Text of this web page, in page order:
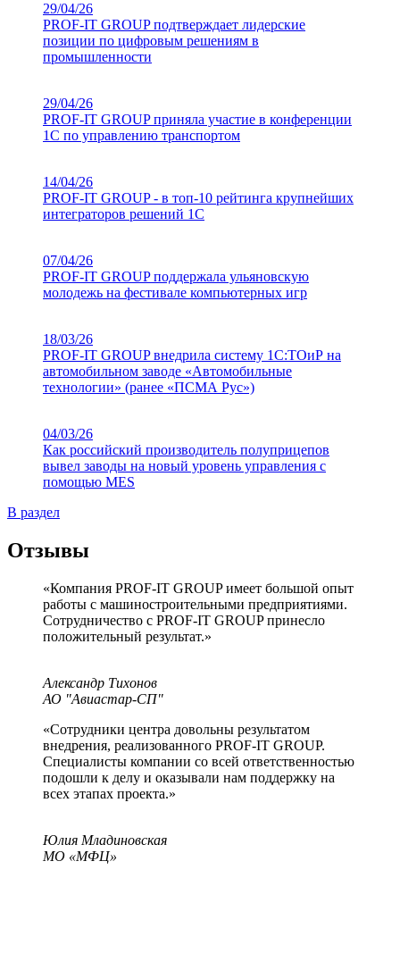
29/04/26
PROF-IT GROUP подтверждает лидерские
позиции по цифровым решениям в
промышленности
29/04/26
PROF-IT GROUP приняла участие в конференции
1С по управлению транспортом
14/04/26
PROF-IT GROUP - в топ-10 рейтинга крупнейших
интеграторов решений 1С
07/04/26
PROF-IT GROUP поддержала ульяновскую
молодежь на фестивале компьютерных игр
18/03/26
PROF-IT GROUP внедрила систему 1С:ТОиР на
автомобильном заводе «Автомобильные
технологии» (ранее «ПСМА Рус»)
04/03/26
Как российский производитель полуприцепов
вывел заводы на новый уровень управления с
помощью MES
В раздел
Отзывы
«Компания PROF-IT GROUP имеет большой опыт
работы с машиностроительными предприятиями.
Сотрудничество с PROF-IT GROUP принесло
положительный результат.»
Александр Тихонов
АО "Авиастар-СП"
«Сотрудники центра довольны результатом
внедрения, реализованного PROF-IT GROUP.
Специалисты компании со всей ответственностью
подошли к делу и оказывали нам поддержку на
всех этапах проекта.»
Юлия Младиновская
МО «МФЦ»